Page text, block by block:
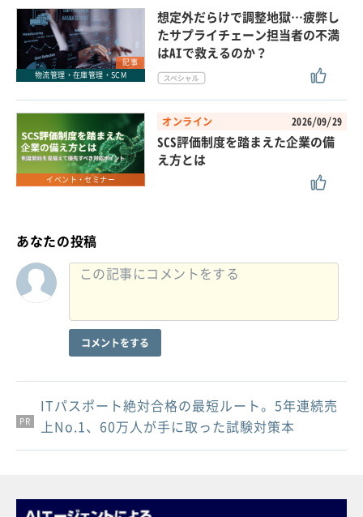
記事
物流管理・在庫管理・SCM
想定外だらけで調整地獄…疲弊し
たサプライチェーン担当者の不満
はAIで救えるのか？
イベント・セミナー
オンライン 2026/09/29
SCS評価制度を踏まえた企業の備
え方とは
あなたの投稿
コメントをする
PR
PR
PR
ITパスポート絶対合格の最短ルート。5年連続売
上No.1、60万人が手に取った試験対策本